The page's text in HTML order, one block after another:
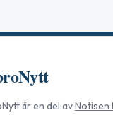
är en del avNotisen